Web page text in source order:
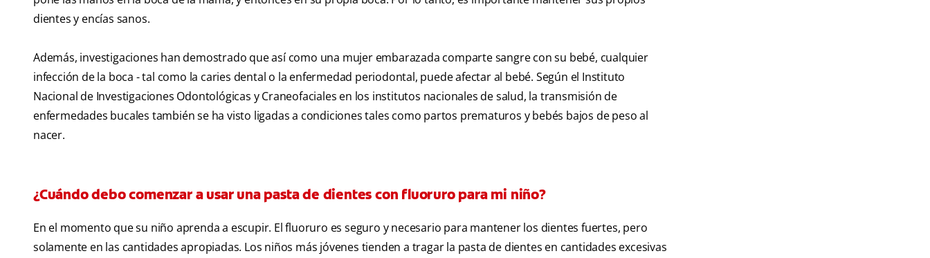
dientes y encías sanos.
Además, investigaciones han demostrado que así como una mujer embarazada comparte sangre con su bebé, cualquier
infección de la boca - tal como la caries dental o la enfermedad periodontal, puede afectar al bebé. Según el Instituto
Nacional de Investigaciones Odontológicas y Craneofaciales en los institutos nacionales de salud, la transmisión de
enfermedades bucales también se ha visto ligadas a condiciones tales como partos prematuros y bebés bajos de peso al
nacer.
¿Cuándo debo comenzar a usar una pasta de dientes con fluoruro para mi niño?
En el momento que su niño aprenda a escupir. El fluoruro es seguro y necesario para mantener los dientes fuertes, pero
solamente en las cantidades apropiadas. Los niños más jóvenes tienden a tragar la pasta de dientes en cantidades excesivas